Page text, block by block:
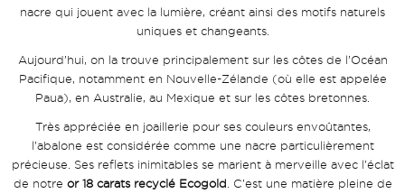
nacre qui jouent avec la lumière, créant ainsi des motifs naturels
uniques et changeants.
Aujourd’hui, on la trouve principalement sur les côtes de l’Océan
Pacifique, notamment en Nouvelle-Zélande (où elle est appelée
Paua), en Australie, au Mexique et sur les côtes bretonnes.
Très appréciée en joaillerie pour ses couleurs envoûtantes,
l’abalone est considérée comme une nacre particulièrement
précieuse. Ses reflets inimitables se marient à merveille avec l’éclat
de notre or 18 carats recyclé Ecogold . C’est une matière pleine de